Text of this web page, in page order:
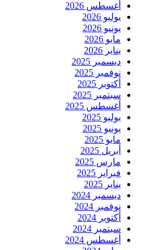
أغسطس 2026
يوليو 2026
يونيو 2026
مايو 2026
يناير 2026
ديسمبر 2025
نوفمبر 2025
أكتوبر 2025
سبتمبر 2025
أغسطس 2025
يوليو 2025
يونيو 2025
مايو 2025
أبريل 2025
مارس 2025
فبراير 2025
يناير 2025
ديسمبر 2024
نوفمبر 2024
أكتوبر 2024
سبتمبر 2024
أغسطس 2024